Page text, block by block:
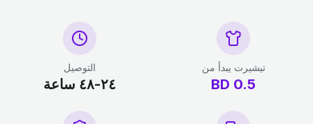
تيشيرت يبدأ من
0.5
BD
التوصيل
٢٤-٤٨ ساعة